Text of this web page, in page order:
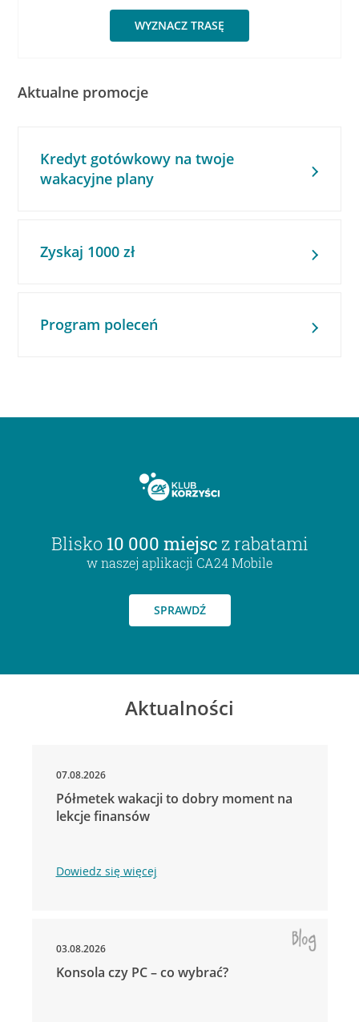
WYZNACZ TRASĘ
Aktualne promocje
Kredyt gotówkowy na twoje
wakacyjne plany
Zyskaj 1000 zł
Program poleceń
Blisko 10 000 miejsc z rabatami
w naszej aplikacji CA24 Mobile
SPRAWDŹ
Aktualności
07.08.2026
Półmetek wakacji to dobry moment na
lekcje finansów
Dowiedz się więcej
03.08.2026
Konsola czy PC – co wybrać?